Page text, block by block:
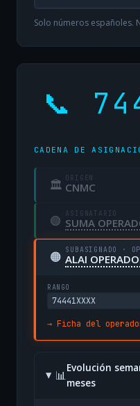
Solo números españoles.
📞
CADENA DE
🏛 ORIGEN
CNMC
🟢 ASIGNATARIO
🟠 SUBASIGNADO ·
RANGO
74441XXXX
→ Ficha del
📊
Evolución
meses